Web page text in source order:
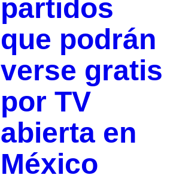
partidos
que podrán
verse gratis
por TV
abierta en
México